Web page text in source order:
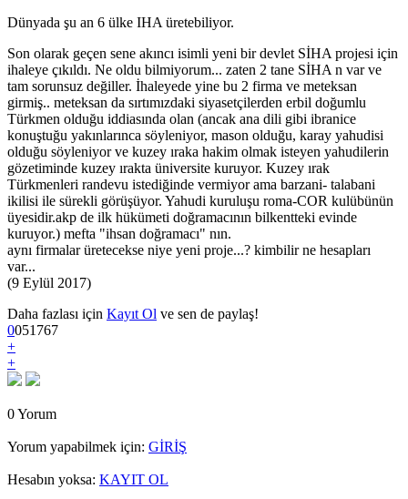
Dünyada şu an 6 ülke IHA üretebiliyor.
Son olarak geçen sene akıncı isimli yeni bir devlet SİHA projesi için
ihaleye çıkıldı. Ne oldu bilmiyorum... zaten 2 tane SİHA n var ve
tam sorunsuz değiller. İhaleyede yine bu 2 firma ve meteksan
girmiş.. meteksan da sırtımızdaki siyasetçilerden erbil doğumlu
Türkmen olduğu iddiasında olan (ancak ana dili gibi ibranice
konuştuğu yakınlarınca söyleniyor, mason olduğu, karay yahudisi
olduğu söyleniyor ve kuzey ıraka hakim olmak isteyen yahudilerin
gözetiminde kuzey ırakta üniversite kuruyor. Kuzey ırak
Türkmenleri randevu istediğinde vermiyor ama barzani- talabani
ikilisi ile sürekli görüşüyor. Yahudi kuruluşu roma-COR kulübünün
üyesidir.akp de ilk hükümeti doğramacının bilkentteki evinde
kuruyor.) mefta "ihsan doğramacı" nın.
aynı firmalar üretecekse niye yeni proje...? kimbilir ne hesapları
var...
(9 Eylül 2017)
Daha fazlası için Kayıt Ol ve sen de paylaş!
0051767
+
+
0 Yorum
Yorum yapabilmek için: GİRİŞ
Hesabın yoksa: KAYIT OL